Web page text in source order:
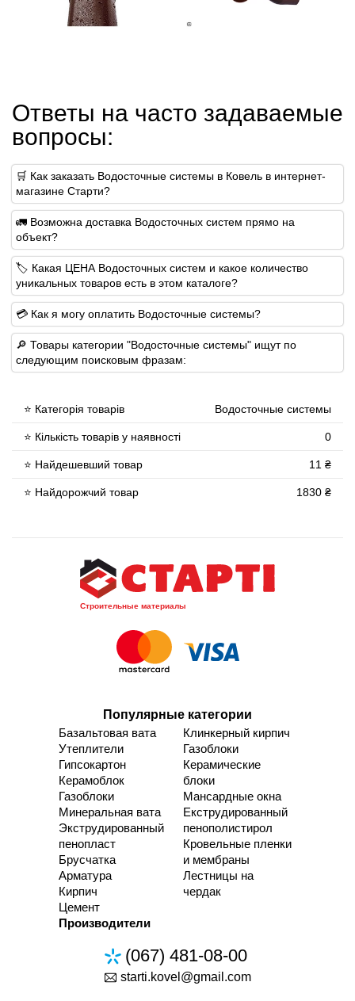
Ответы на часто задаваемые
вопросы:
🛒 Как заказать Водосточные системы в Ковель в интернет-
магазине Старти?
🚛 Возможна доставка Водосточных систем прямо на
объект?
🏷 Какая ЦЕНА Водосточных систем и какое количество
уникальных товаров есть в этом каталоге?
💳 Как я могу оплатить Водосточные системы?
🔎 Товары категории "Водосточные системы" ищут по
следующим поисковым фразам:
⭐ Категорія товарів Водосточные системы
⭐ Кількість товарів у наявності 0
⭐ Найдешевший товар 11 ₴
⭐ Найдорожчий товар 1830 ₴
Строительные материалы
Популярные категории
Базальтовая вата
Утеплители
Гипсокартон
Керамоблок
Газоблоки
Минеральная вата
Экструдированный
пенопласт
Брусчатка
Арматура
Кирпич
Цемент
Клинкерный кирпич
Газоблоки
Керамические
блоки
Мансардные окна
Екструдированный
пенополистирол
Кровельные пленки
и мембраны
Лестницы на
чердак
Производители
(067) 481-08-00
starti.kovel@gmail.com